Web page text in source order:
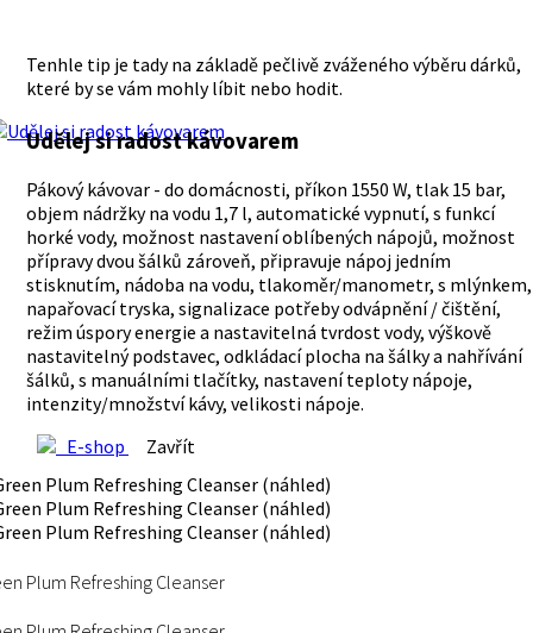
Tenhle tip je tady na základě pečlivě zváženého výběru dárků,
které by se vám mohly líbit nebo hodit.
Udělej si radost kávovarem
Pákový kávovar - do domácnosti, příkon 1550 W, tlak 15 bar,
objem nádržky na vodu 1,7 l, automatické vypnutí, s funkcí
horké vody, možnost nastavení oblíbených nápojů, možnost
přípravy dvou šálků zároveň, připravuje nápoj jedním
stisknutím, nádoba na vodu, tlakoměr/manometr, s mlýnkem,
napařovací tryska, signalizace potřeby odvápnění / čištění,
režim úspory energie a nastavitelná tvrdost vody, výškově
nastavitelný podstavec, odkládací plocha na šálky a nahřívání
šálků, s manuálními tlačítky, nastavení teploty nápoje,
intenzity/množství kávy, velikosti nápoje.
E-shop
Zavřít
Plum Refreshing Cleanser